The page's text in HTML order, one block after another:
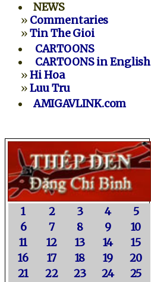
NEWS
» Commentaries
»Tin The Gioi
CARTOONS
CARTOONS in English
»Hi Hoa
»Luu Tru
AMIGAVLINK.com
1 2 3 4
5
6
7 8 9
10
11
12 13 14
15
16
17 18 19
20
21
22 23 24
25